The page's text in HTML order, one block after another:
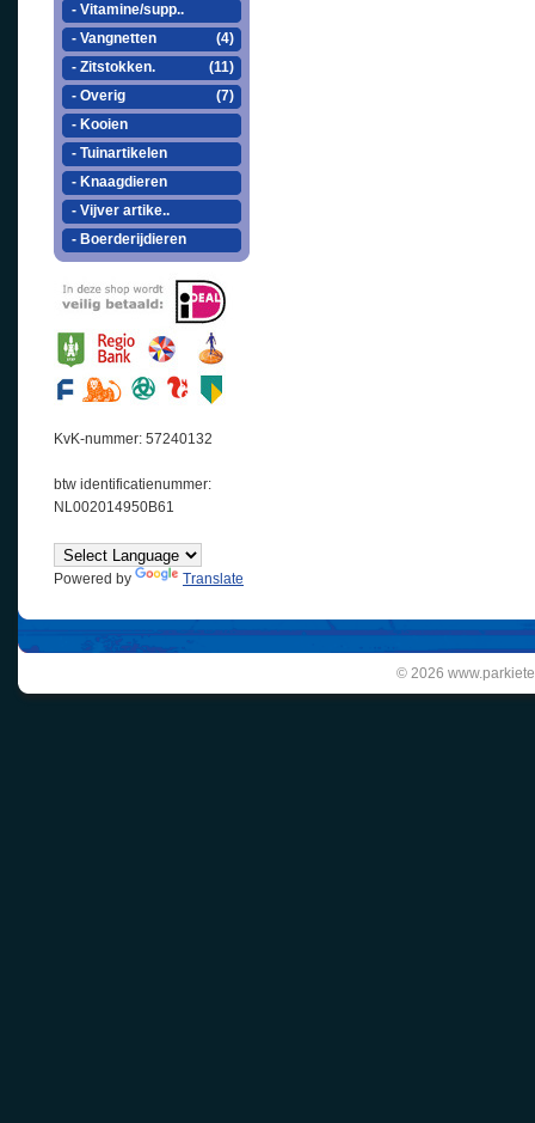
- Vitamine/supp..
- Vangnetten
(4)
- Zitstokken.
(11)
- Overig
(7)
- Kooien
- Tuinartikelen
- Knaagdieren
- Vijver artike..
- Boerderijdieren
KvK-nummer: 57240132
btw identificatienummer:
NL002014950B61
Powered by Translate
© 2026